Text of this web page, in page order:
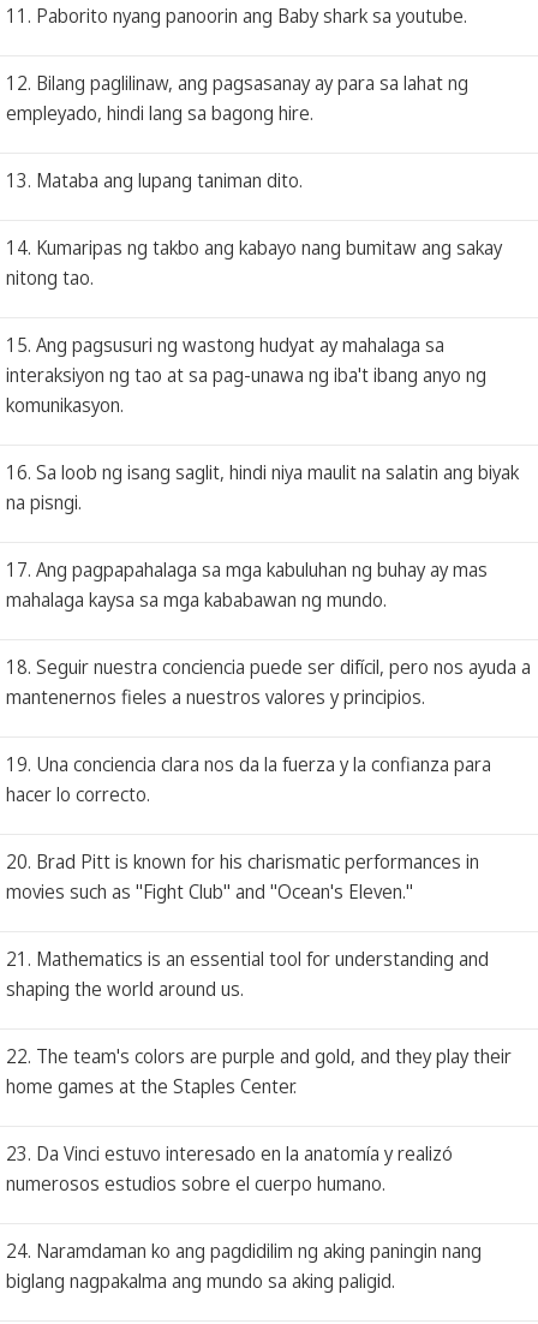
11. Paborito nyang panoorin ang Baby shark sa youtube.
12. Bilang paglilinaw, ang pagsasanay ay para sa lahat ng
empleyado, hindi lang sa bagong hire.
13. Mataba ang lupang taniman dito.
14. Kumaripas ng takbo ang kabayo nang bumitaw ang sakay
nitong tao.
15. Ang pagsusuri ng wastong hudyat ay mahalaga sa
interaksiyon ng tao at sa pag-unawa ng iba't ibang anyo ng
komunikasyon.
16. Sa loob ng isang saglit, hindi niya maulit na salatin ang biyak
na pisngi.
17. Ang pagpapahalaga sa mga kabuluhan ng buhay ay mas
mahalaga kaysa sa mga kababawan ng mundo.
18. Seguir nuestra conciencia puede ser difícil, pero nos ayuda a
mantenernos fieles a nuestros valores y principios.
19. Una conciencia clara nos da la fuerza y la confianza para
hacer lo correcto.
20. Brad Pitt is known for his charismatic performances in
movies such as "Fight Club" and "Ocean's Eleven."
21. Mathematics is an essential tool for understanding and
shaping the world around us.
22. The team's colors are purple and gold, and they play their
home games at the Staples Center.
23. Da Vinci estuvo interesado en la anatomía y realizó
numerosos estudios sobre el cuerpo humano.
24. Naramdaman ko ang pagdidilim ng aking paningin nang
biglang nagpakalma ang mundo sa aking paligid.